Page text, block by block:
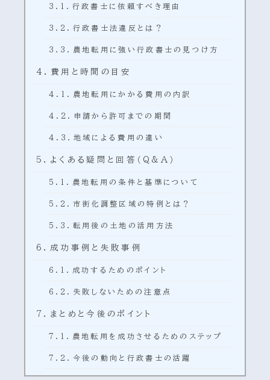
行政書士に依頼すべき理由
行政書士法違反とは？
農地転用に強い行政書士の見つけ方
費用と時間の目安
農地転用にかかる費用の内訳
申請から許可までの期間
地域による費用の違い
よくある疑問と回答（Q&A）
農地転用の条件と基準について
市街化調整区域の特例とは？
転用後の土地の活用方法
成功事例と失敗事例
成功するためのポイント
失敗しないための注意点
まとめと今後のポイント
農地転用を成功させるためのステップ
今後の動向と行政書士の活躍